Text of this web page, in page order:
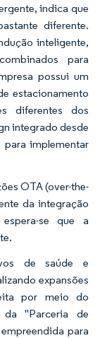
indica que
diferente.
inteligente,
para
possui um
estacionamento
diferentes dos
integrado desde
implementar
OTA (over-the-
da integração
se que a
de saúde e
expansões
por meio do
"Parceria de
para